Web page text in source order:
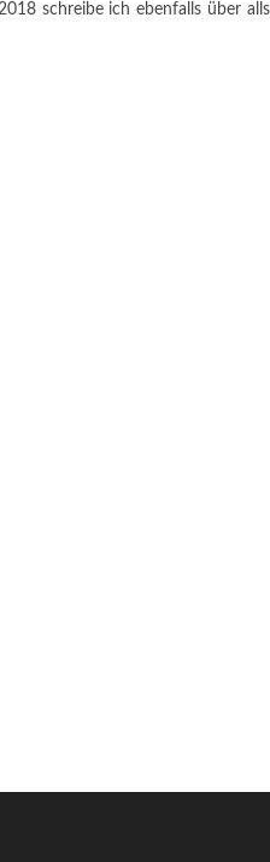
schreibe ich ebenfalls über alls